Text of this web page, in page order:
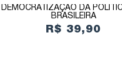
DEMOCRATIZAÇÃO DA
BRASILEIRA
R$ 39,90